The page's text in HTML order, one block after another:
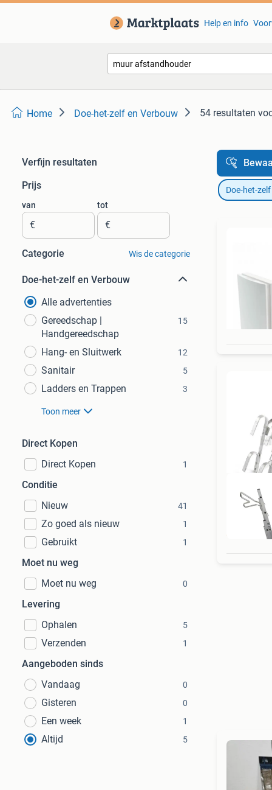
Help en info
Home Doe-het-zelf en Verbouw 54 resultaten
Verfijn resultaten
Prijs
van
€
tot
€
Categorie Wis de categorie
Doe-het-zelf en Verbouw
Alle advertenties
Gereedschap |
Handgereedschap
15
Hang- en Sluitwerk 12
Sanitair 5
Ladders en Trappen 3
Toon meer
Direct Kopen
Direct Kopen
1
Conditie
Nieuw
41
Zo goed als nieuw 1
Gebruikt 1
Moet nu weg
Moet nu weg
0
Levering
Ophalen
5
Verzenden 1
Aangeboden sinds
Vandaag
0
Gisteren 0
Een week 1
Altijd 5
Doe-het-